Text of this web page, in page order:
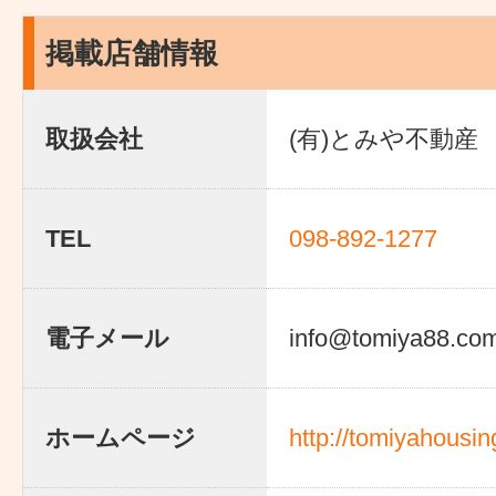
掲載店舗情報
取扱会社 (有)とみや不動産
TEL 098-892-1277
電子メール
ホームページ http://